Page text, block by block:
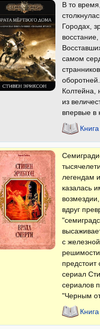
В то
Городах,
самом
Колтейна,
из
впервые в
легендам
казалась
вдруг
с
предстоит
сериал
сериалов
"Черным